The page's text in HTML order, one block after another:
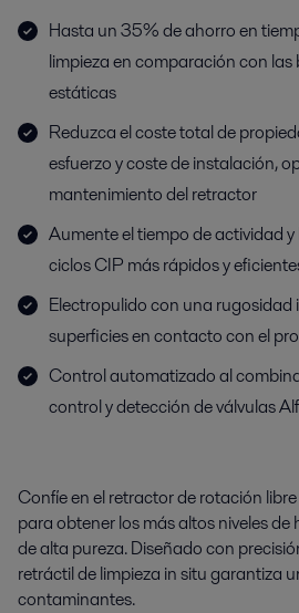
Hasta un 35% de ahorro en
limpieza en comparación con las
estáticas
Reduzca el coste total de
esfuerzo y coste de instalación,
mantenimiento del retractor
Aumente el tiempo de actividad
ciclos CIP más rápidos y
Electropulido con una rugosidad
superficies en contacto con el
Control automatizado al
control y detección de válvulas
Confíe en el retractor de rotación
para obtener los más altos niveles
de alta pureza. Diseñado con
retráctil de limpieza in situ garantiza
contaminantes.